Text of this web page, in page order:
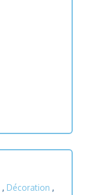
,Décoration ,